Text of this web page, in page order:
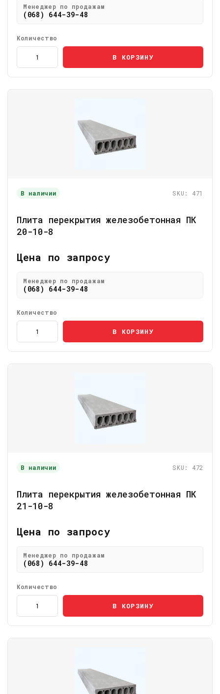
Менеджер по продажам
(068) 644-39-48
Количество
В КОРЗИНУ
В наличии SKU: 471
Плита перекрытия железобетонная ПК
20-10-8
Цена по запросу
Менеджер по продажам
(068) 644-39-48
Количество
В КОРЗИНУ
В наличии SKU: 472
Плита перекрытия железобетонная ПК
21-10-8
Цена по запросу
Менеджер по продажам
(068) 644-39-48
Количество
В КОРЗИНУ